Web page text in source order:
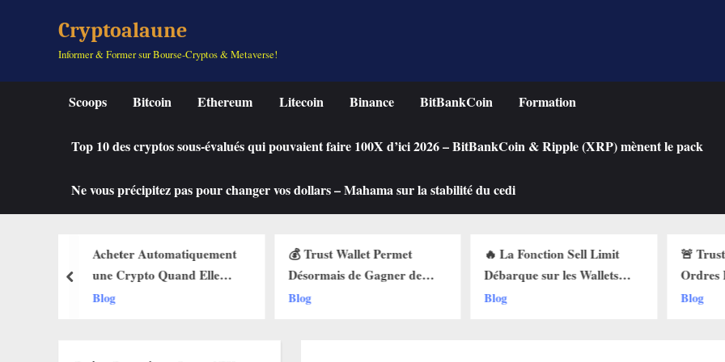
Cryptoalaune
Informer & Former sur Bourse-Cryptos & Metaverse!
Scoops Bitcoin Ethereum Litecoin Binance BitBankCoin Formation
Top 10 des cryptos sous-évalués qui pouvaient faire 100X d’ici 2026 – BitBankCoin & Ripple (XRP) mènent le pack
Ne vous précipitez pas pour changer vos dollars – Mahama sur la stabilité du cedi
💰 Trust Wallet Permet
Désormais de Gagner de
l’Argent Sans Trader ? Les
Blog
🔥 La Fonction Sell Limit
Débarque sur les Wallets
Web3 : Voici Pourquoi Ça
Blog
🚨 Trust Wallet Lance les
Ordres Buy Limit :
Comment Acheter vos
Blog
une
Chute
Blog
prev